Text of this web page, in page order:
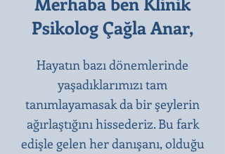
Psikolog Çağla Anar,
Hayatın bazı dönemlerinde
yaşadıklarımızı tam
tanımlayamasak da bir şeylerin
ağırlaştığını hissederiz. Bu fark
edişle gelen her danışanı, olduğu